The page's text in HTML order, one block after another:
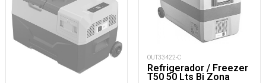
OUT33422-C
Refrigerador / Freezer
T50 50 Lts Bi Zona